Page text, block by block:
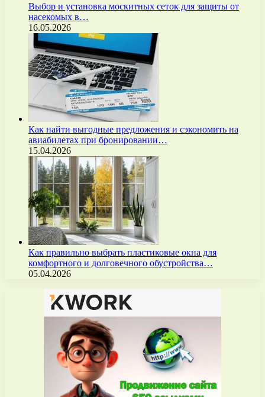
Выбор и установка москитных сеток для защиты от
насекомых в…
16.05.2026
Как найти выгодные предложения и сэкономить на
авиабилетах при бронировании…
15.04.2026
Как правильно выбрать пластиковые окна для
комфортного и долговечного обустройства…
05.04.2026